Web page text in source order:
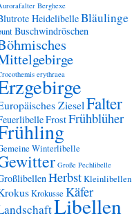
Berghexe
HeidelibelleBläulinge
Buschwindröschen
erythraea
ZieselFalter
FrostFrühblüher
Winterlibelle
Große Pechlibelle
HerbstKleinlibellen
Krokusse Käfer
Libellen